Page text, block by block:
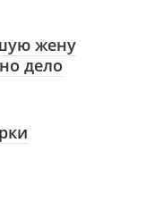
жену
дело